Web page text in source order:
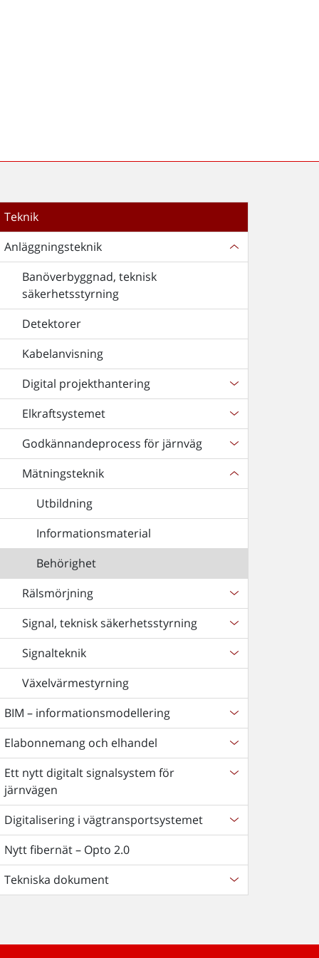
Teknik
Anläggningsteknik
Banöverbyggnad, teknisk
säkerhetsstyrning
Detektorer
Kabelanvisning
Digital projekthantering
Elkraftsystemet
Godkännandeprocess för järnväg
Mätningsteknik
Utbildning
Informationsmaterial
Behörighet
Rälsmörjning
Signal, teknisk säkerhetsstyrning
Signalteknik
Växelvärmestyrning
BIM – informationsmodellering
Elabonnemang och elhandel
Ett nytt digitalt signalsystem för
järnvägen
Digitalisering i vägtransportsystemet
Nytt fibernät – Opto 2.0
Tekniska dokument